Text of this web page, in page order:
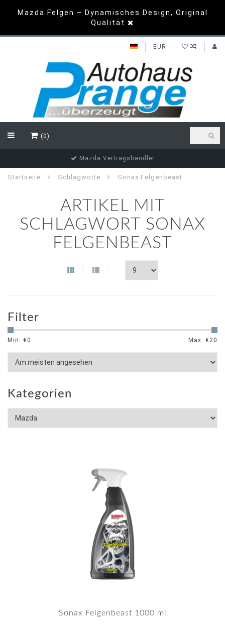
Mazda Felgen – Dynamisches Design, Original
Qualität
EUR
(0)
Mazda Vertragshändler
Startseite Schlagworte Sonax Felgenbeast
ARTIKEL MIT
SCHLAGWORT SONAX
FELGENBEAST
Filter
Min: €0 Max: €20
Kategorien
Sonax Felgenbeast 1000 ml